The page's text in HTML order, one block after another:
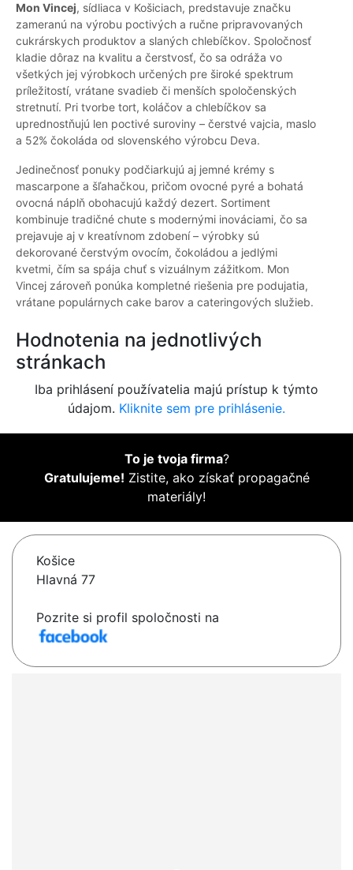
Mon Vincej, sídliaca v Košiciach, predstavuje značku
zameranú na výrobu poctivých a ručne pripravovaných
cukrárskych produktov a slaných chlebíčkov. Spoločnosť
kladie dôraz na kvalitu a čerstvosť, čo sa odráža vo
všetkých jej výrobkoch určených pre široké spektrum
príležitostí, vrátane svadieb či menších spoločenských
stretnutí. Pri tvorbe tort, koláčov a chlebíčkov sa
uprednostňujú len poctivé suroviny – čerstvé vajcia, maslo
a 52% čokoláda od slovenského výrobcu Deva.
Jedinečnosť ponuky podčiarkujú aj jemné krémy s
mascarpone a šľahačkou, pričom ovocné pyré a bohatá
ovocná náplň obohacujú každý dezert. Sortiment
kombinuje tradičné chute s modernými inováciami, čo sa
prejavuje aj v kreatívnom zdobení – výrobky sú
dekorované čerstvým ovocím, čokoládou a jedlými
kvetmi, čím sa spája chuť s vizuálnym zážitkom. Mon
Vincej zároveň ponúka kompletné riešenia pre podujatia,
vrátane populárnych cake barov a cateringových služieb.
Hodnotenia na jednotlivých
stránkach
Iba prihlásení používatelia majú prístup k týmto
údajom. Kliknite sem pre prihlásenie.
To je tvoja firma?
Gratulujeme! Zistite, ako získať propagačné
materiály!
Košice
Hlavná 77
Pozrite si profil spoločnosti na